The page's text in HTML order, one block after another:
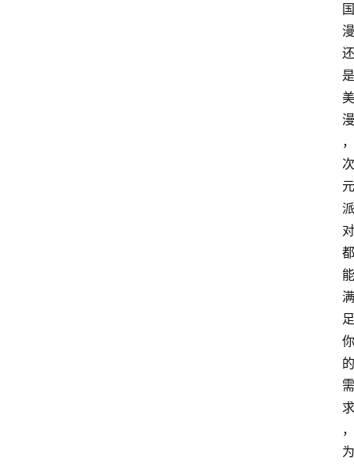
国
漫
还
是
美
漫
，
次
元
派
对
都
能
满
足
你
的
需
求
，
为